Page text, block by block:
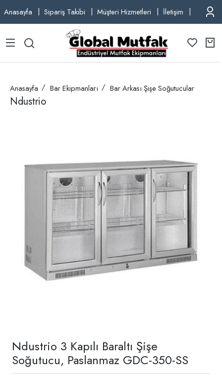
Anasayfa Sipariş Takibi Müşteri Hizmetleri İletişim TEL:
Anasayfa Bar Ekipmanları Bar Arkası Şişe Soğutucular
Ndustrio
Ndustrio 3 Kapılı Baraltı Şişe
Soğutucu, Paslanmaz GDC-350-SS